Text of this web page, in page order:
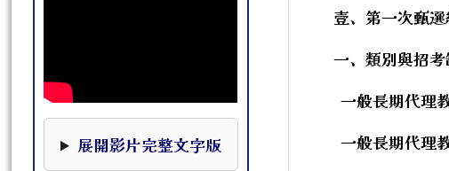
本影片下方提供完整文字版，可作為影片資訊的替代閱讀
展開影片完整文字版
壹、第一次甄
一、類別與招考
一般長期代理
一般長期代理